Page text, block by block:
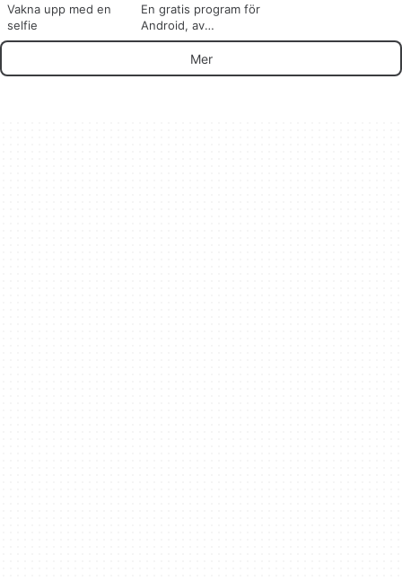
Vakna upp med en
selfie
En gratis program för
Android, av
PlayerApps.
Mer